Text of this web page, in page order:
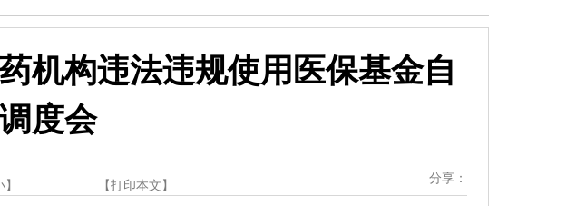
机构违法违规使用医保基金自
度会
】 【 打印本文 】
分享：